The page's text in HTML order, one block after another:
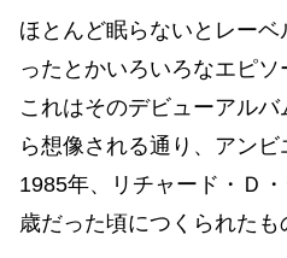
ほとんど眠らないとレー
ったとかいろいろなエピソ
これはそのデビューアル
ら想像される通り、アン
1985年、リチャード・Ｄ
歳だった頃につくられたも